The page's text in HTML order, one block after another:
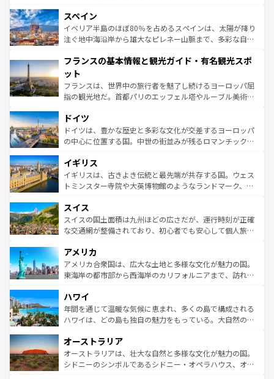
ろん、トスカーナの美しい田園風景やアマルフィ海岸の絶
景など、自然景観も見逃せない。観光の合間には、本場の
ピザやパスタなど、絶品のイタリア料理を堪能することも
ませてくれるイタリアで、忘れられない旅をしてみよう！
なお、新着のイタリア情報は
しい。
スペイン
イベリア半島のほぼ80％を占めるスペインは、太陽が降り
注ぐ地中海沿岸から雄大なピレネー山脈まで、多彩な自然
文化が根付くこの国では、情熱的なフラメンコ、熱気あふ
れる闘牛、そして美味しいタパスが生活の一部となってい
る。首都マドリードの洗練された雰囲気や、バルセロナの
アートに溢れた街角から、地方では古代ローマ遺跡や中世
せる。地方によって風土や気候が異なるスペインはその個
性で訪れる人を魅了する。 なお、新着のスペイン情報は コ
ンテンツ一覧を参照してほしい。
フランスの基本情報と観光ガイド・有名観光スポ
ット
フランスは、世界中の旅行者を魅了し続けるヨーロッパ屈
指の観光地だ。首都パリのエッフェル塔やルーブル美術館
で、幅広い魅力が詰まっている。華麗な宮殿、歴史的な大
聖堂、美しいビーチ、そして豊かな自然が、訪れる者を心
から魅了する。また、フランスは美食の国としても知ら
いる。シャンパンの発祥地であるランス、プロヴァンスの
香り高いラベンダー畑など、多彩な楽しみ方が可能だ。さ
らに、パリ以外の地域にも魅力が溢れており、どの街角に
れる地方に足を運ぶとそれぞれで全く異なる文化を体験で
きるだろう。 なお、新着のフランス情報はコンテンツ一覧
を参照してほしい。
ドイツ
ドイツは、豊かな歴史と多彩な文化が交差するヨーロッパ
の中心に位置する国。中世の街並みが残るロマンチック街
顔を持つこの国は、どこを歩いても飽きることがない。ベ
ルリンの文化的活気、バイエルン州のアルプスの絶景、そ
してライン川沿いのワイン畑といった風景は必見。ビール
は、お酒好きな人にはぜひ体験してほしい。 なお、新着の
ドイツ情報はコンテンツ一覧を参照してほしい。
イギリス
イギリスは、古きよき伝統と最先端が共存する国。ウェス
トミンスター寺院や大英博物館のようなランドマーク、歴
リアごとに異なる魅力がある。また、優雅なアフタヌーン
ティー、ビール好きにはたまらない英国パブ、サッカー観
戦など、本場だからこそできる体験も豊富。イギリスを旅
ンツ一覧を参照してほしい。
スイス
スイスの国土面積は九州ほどの広さだが、運行時刻が正確
な交通網が整備されており、初心者でも安心して個人旅行
の建物がそのまま残る町や、スイスならではのユニークな
博物館もあり、アルプス観光だけでなく町歩きも満喫する
ことができる。国民の所得が高いため物価も高いが、旅行
ば市内交通費無料で観光を楽しむこともできる。 なお、新
着のスイス情報はコンテンツ一覧 を参照してほしい。
アメリカ
アメリカ合衆国は、広大な土地と多様な文化が魅力の国。
東海岸の都市部から西海岸のカリフォルニアまで、訪れる
のような巨大都市は、観光、ショッピング、エンターテイ
ンメントが詰まった刺激的なスポットだ。一方、アメリカ
西部には大自然が広がり、グランドキャニオンやイエロー
部のニューオーリンズでは、音楽と美食が融合した独特の
文化が魅力。旅行者はアメリカの各地域で異なる魅力を楽
しみながら、その多様性と豊かな歴史を感じることができ
ハワイ
年間を通じて温暖な気候に恵まれ、多くの島で構成される
ハワイは、どの島も独自の魅力をもっている。大自然の神
ワイ島は見逃せない。また、定番の観光地といえばオアフ
島だが、静かな自然を求めるならマウイ島やカウアイ島が
おすすめ。エメラルドグリーンに輝く海をはじめ、豊かな
オーストラリア
オーストラリアは、壮大な自然と多様な文化が魅力の国。
シドニーのシンボルであるシドニー・オペラハウス、オー